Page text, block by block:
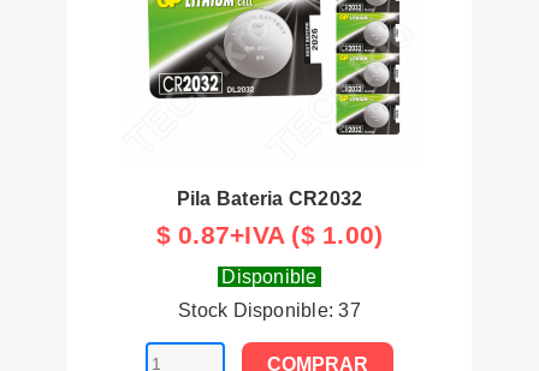
Pila Bateria CR2032
$ 0.87+IVA ($ 1.00)
Disponible
Stock Disponible: 37
COMPRAR